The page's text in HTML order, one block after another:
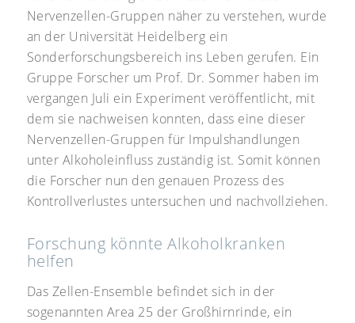
Nervenzellen-Gruppen näher zu verstehen, wurde
an der Universität Heidelberg ein
Sonderforschungsbereich ins Leben gerufen. Ein
Gruppe Forscher um Prof. Dr. Sommer haben im
vergangen Juli ein Experiment veröffentlicht, mit
dem sie nachweisen konnten, dass eine dieser
Nervenzellen-Gruppen für Impulshandlungen
unter Alkoholeinfluss zuständig ist. Somit können
die Forscher nun den genauen Prozess des
Kontrollverlustes untersuchen und nachvollziehen.
Forschung könnte Alkoholkranken
helfen
Das Zellen-Ensemble befindet sich in der
sogenannten Area 25 der Großhirnrinde, ein